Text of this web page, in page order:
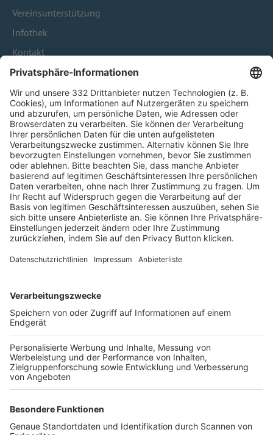
Vereinsunterstützung
Infothek
Kontakt
HÄUFIG BESUCHTE SEITEN
Pässe und Vereinswechsel
Trainerausbildung
Schulungsangebot Vereinsmitarbeiter
BFV-Geschäftsstellen
Trainerbörse
Login SpielPlus
FOLGE DEM BFV
TOP-VEREINE
TOP-PARTNER